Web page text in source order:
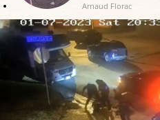
Arnaud Florac